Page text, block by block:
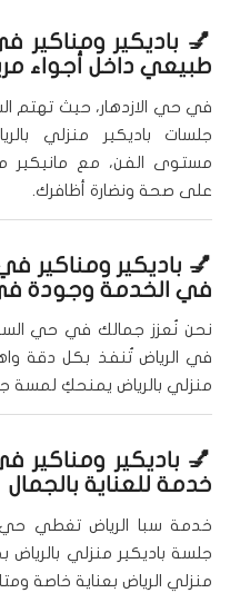
💅 باديكير ومناكير
طبيعي داخل أجواء
في حي الازدهار، حيث تهتم
جلسات باديكير منزلي
مستوى الفن، مع مانيكير
على صحة ونضارة أظافرك.
💅 باديكير
في الخدمة وجودة في
نحن نُعزز جمالك في حي
في الرياض تُنفذ بكل دقة
منزلي بالرياض يمنحكِ لمسة
💅 باديكير ومناكير
خدمة للعناية بالجمال
خدمة سبا الرياض تغطي حي
جلسة باديكير منزلي بالرياض
منزلي الرياض بعناية خاصة